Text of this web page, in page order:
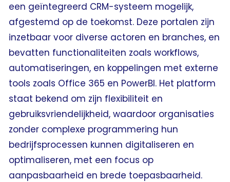
een geïntegreerd CRM-systeem mogelijk,
afgestemd op de toekomst. Deze portalen zijn
inzetbaar voor diverse actoren en branches, en
bevatten functionaliteiten zoals workflows,
automatiseringen, en koppelingen met externe
tools zoals Office 365 en PowerBI. Het platform
staat bekend om zijn flexibiliteit en
gebruiksvriendelijkheid, waardoor organisaties
zonder complexe programmering hun
bedrijfsprocessen kunnen digitaliseren en
optimaliseren, met een focus op
aanpasbaarheid en brede toepasbaarheid.